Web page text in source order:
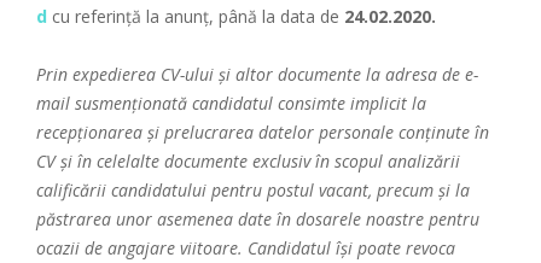
d cu referință la anunț, până la data de 24.02.2020.
Prin expedierea CV-ului și altor documente la adresa de e-
mail susmenționată candidatul consimte implicit la
recepționarea și prelucrarea datelor personale conținute în
CV și în celelalte documente exclusiv în scopul analizării
calificării candidatului pentru postul vacant, precum și la
păstrarea unor asemenea date în dosarele noastre pentru
ocazii de angajare viitoare. Candidatul își poate revoca